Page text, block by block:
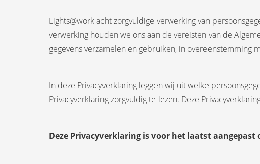
Lights@work acht zorgvuldige verwerking van
verwerking houden we ons aan de vereisten van de
gegevens verzamelen en gebruiken, in overeenstemming
In deze Privacyverklaring leggen wij uit welke
Privacyverklaring zorgvuldig te lezen. Deze
Deze Privacyverklaring is voor het laatst aangepast